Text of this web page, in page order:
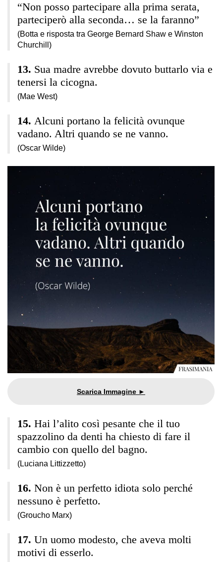
“Non posso partecipare alla prima serata,
parteciperò alla seconda… se la faranno”
(Botta e risposta tra George Bernard Shaw e Winston
Churchill)
Sua madre avrebbe dovuto buttarlo via e
tenersi la cicogna.
(Mae West)
Alcuni portano la felicità ovunque
vadano. Altri quando se ne vanno.
(Oscar Wilde)
Hai l’alito così pesante che il tuo
spazzolino da denti ha chiesto di fare il
cambio con quello del bagno.
(Luciana Littizzetto)
Non è un perfetto idiota solo perché
nessuno è perfetto.
(Groucho Marx)
Un uomo modesto, che aveva molti
motivi di esserlo.